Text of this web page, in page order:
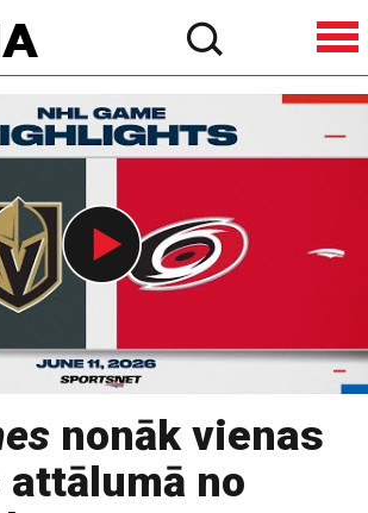
nonāk vienas
attālumā no